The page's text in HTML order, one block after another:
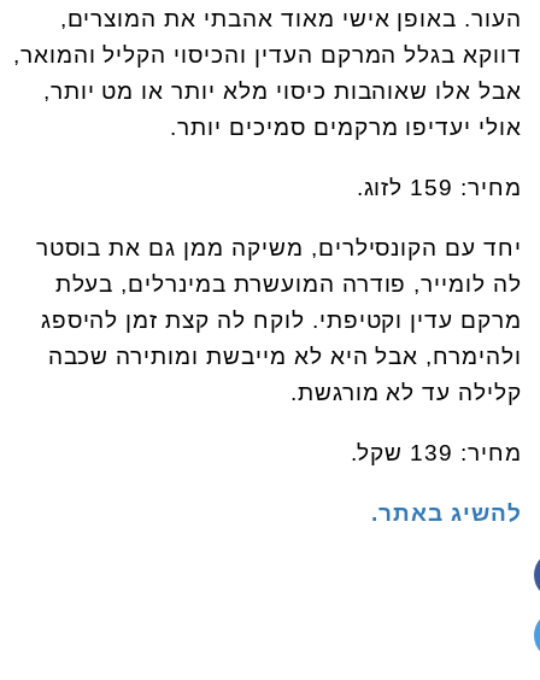
העור. באופן אישי מאוד אהבתי את המוצרים,
דווקא בגלל המרקם העדין והכיסוי הקליל והמואר,
אבל אלו שאוהבות כיסוי מלא יותר או מט יותר,
אולי יעדיפו מרקמים סמיכים יותר.
מחיר: 159 לזוג.
יחד עם הקונסילרים, משיקה ממן גם את בוסטר
לה לומייר, פודרה המועשרת במינרלים, בעלת
מרקם עדין וקטיפתי. לוקח לה קצת זמן להיספג
ולהימרח, אבל היא לא מייבשת ומותירה שכבה
קלילה עד לא מורגשת.
מחיר: 139 שקל.
להשיג באתר.